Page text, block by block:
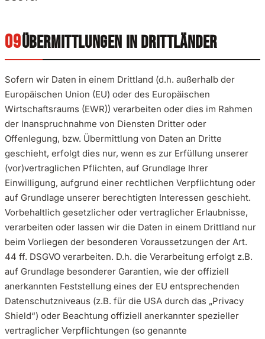
ÜBERMITTLUNGEN IN DRITTLÄNDER
Sofern wir Daten in einem Drittland (d.h. außerhalb der
Europäischen Union (EU) oder des Europäischen
Wirtschaftsraums (EWR)) verarbeiten oder dies im Rahmen
der Inanspruchnahme von Diensten Dritter oder
Offenlegung, bzw. Übermittlung von Daten an Dritte
geschieht, erfolgt dies nur, wenn es zur Erfüllung unserer
(vor)vertraglichen Pflichten, auf Grundlage Ihrer
Einwilligung, aufgrund einer rechtlichen Verpflichtung oder
auf Grundlage unserer berechtigten Interessen geschieht.
Vorbehaltlich gesetzlicher oder vertraglicher Erlaubnisse,
verarbeiten oder lassen wir die Daten in einem Drittland nur
beim Vorliegen der besonderen Voraussetzungen der Art.
44 ff. DSGVO verarbeiten. D.h. die Verarbeitung erfolgt z.B.
auf Grundlage besonderer Garantien, wie der offiziell
anerkannten Feststellung eines der EU entsprechenden
Datenschutzniveaus (z.B. für die USA durch das „Privacy
Shield“) oder Beachtung offiziell anerkannter spezieller
vertraglicher Verpflichtungen (so genannte